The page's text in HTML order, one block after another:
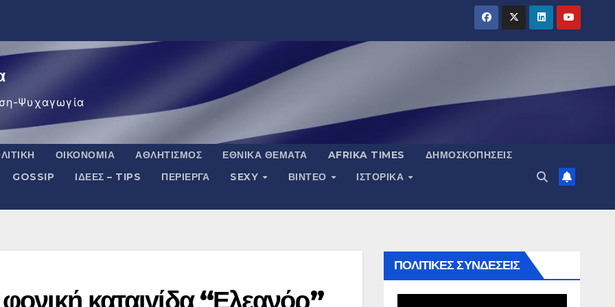
Ψυχαγωγία
ΟΙΚΟΝΟΜΊΑ ΑΘΛΗΤΙΣΜΌΣ ΕΘΝΙΚΆ ΘΈΜΑΤΑ AFRIKA TIMES
ΔΗΜΟΣΚΟΠΉΣΕΙΣ
GOSSIP ΙΔΈΕΣ – TIPS ΠΕΡΊΕΡΓΑ SEXY ΒΙΝΤΕΟ
ΙΣΤΟΡΙΚΆ
καταιγίδα “Ελεανόρ”
ΠΟΛΙΤΙΚΕΣ ΣΥΝΔΕΣΕΙΣ